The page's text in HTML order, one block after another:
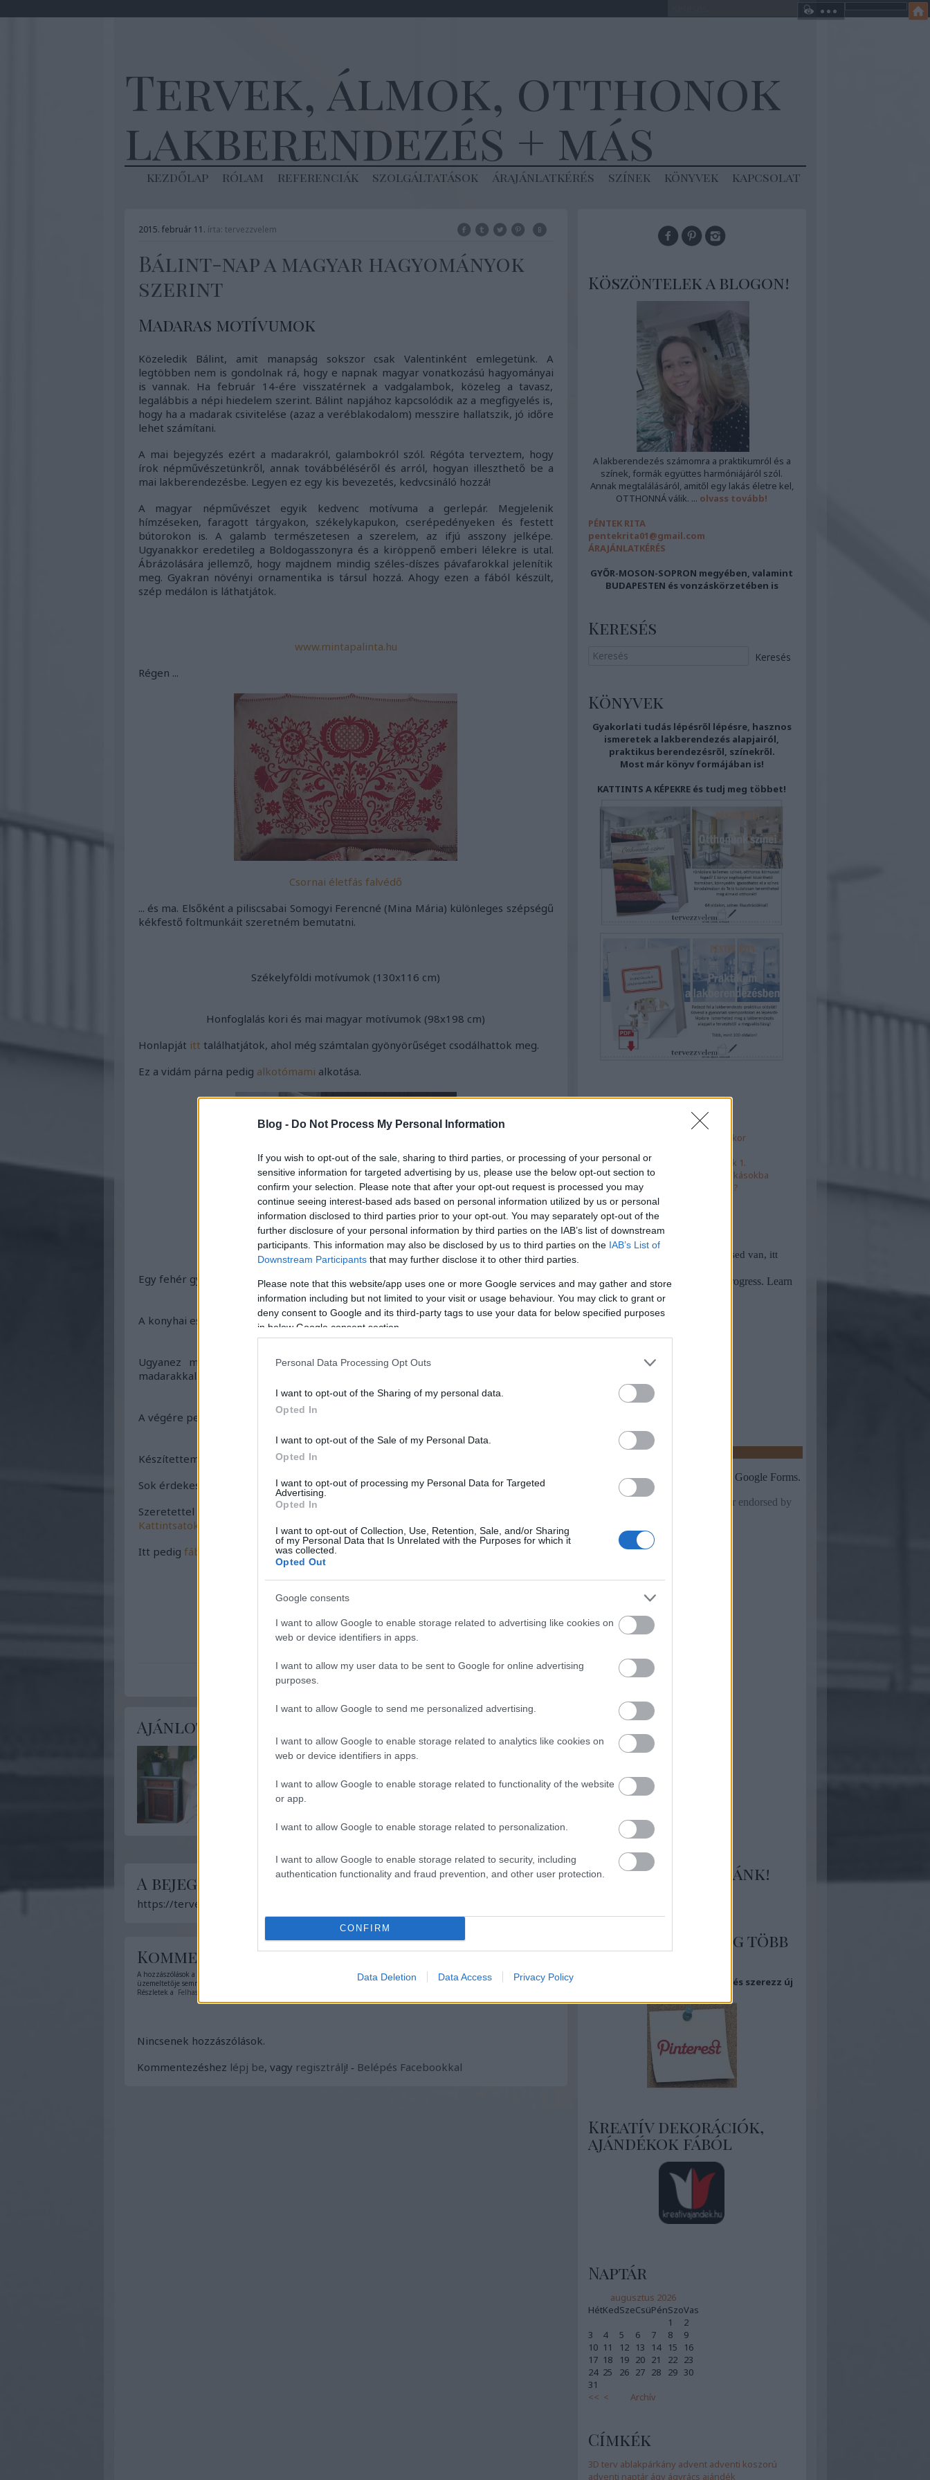
Blog - Do Not Process My Personal Information
If you wish to opt-out of the sale, sharing to third parties, or processing of your personal or
sensitive information for targeted advertising by us, please use the below opt-out section to
confirm your selection. Please note that after your opt-out request is processed you may
continue seeing interest-based ads based on personal information utilized by us or personal
information disclosed to third parties prior to your opt-out. You may separately opt-out of the
further disclosure of your personal information by third parties on the IAB’s list of downstream
participants. This information may also be disclosed by us to third parties on the IAB’s List of
Downstream Participants that may further disclose it to other third parties.
Please note that this website/app uses one or more Google services and may gather and store
information including but not limited to your visit or usage behaviour. You may click to grant or
deny consent to Google and its third-party tags to use your data for below specified purposes
in below Google consent section.
Personal Data Processing Opt Outs
I want to opt-out of the Sharing of my personal data.
Opted In
I want to opt-out of the Sale of my Personal Data.
Opted In
I want to opt-out of processing my Personal Data for Targeted
Advertising.
Opted In
I want to opt-out of Collection, Use, Retention, Sale, and/or Sharing
of my Personal Data that Is Unrelated with the Purposes for which it
was collected.
Opted Out
Google consents
I want to allow Google to enable storage related to advertising like cookies on
web or device identifiers in apps.
I want to allow my user data to be sent to Google for online advertising
purposes.
I want to allow Google to send me personalized advertising.
I want to allow Google to enable storage related to analytics like cookies on
web or device identifiers in apps.
I want to allow Google to enable storage related to functionality of the website
or app.
I want to allow Google to enable storage related to personalization.
I want to allow Google to enable storage related to security, including
authentication functionality and fraud prevention, and other user protection.
CONFIRM
Data Deletion Data Access Privacy Policy
Tervek, álmok, otthonok
lakberendezés + más
kezdőlap rólam referenciák szolgáltatások árajánlatkérés színek könyvek kapcsolat
2015. február 11. írta: tervezzvelem
Bálint-nap a magyar hagyományok
szerint
Madaras motívumok
Közeledik Bálint, amit manapság sokszor csak Valentinként emlegetünk. A
legtöbben nem is gondolnak rá, hogy e napnak magyar vonatkozású hagyományai
is vannak. Ha február 14-ére visszatérnek a vadgalambok, közeleg a tavasz,
legalábbis a népi hiedelem szerint. Bálint napjához kapcsolódik az a megfigyelés is,
hogy ha a madarak csivitelése (azaz a veréblakodalom) messzire hallatszik, jó időre
lehet számítani.
A mai bejegyzés ezért a madarakról, galambokról szól. Régóta terveztem, hogy
írok népművészetünkről, annak továbbéléséről és arról, hogyan illeszthető be a
mai lakberendezésbe. Legyen ez egy kis bevezetés, kedvcsináló hozzá!
A magyar népművészet egyik kedvenc motívuma a gerlepár. Megjelenik
hímzéseken, faragott tárgyakon, székelykapukon, cserépedényeken és festett
bútorokon is. A galamb természetesen a szerelem, az ifjú asszony jelképe.
Ugyanakkor eredetileg a Boldogasszonyra és a kiröppenő emberi lélekre is utal.
Ábrázolására jellemző, hogy majdnem mindig széles-díszes pávafarokkal jelenítik
meg. Gyakran növényi ornamentika is társul hozzá. Ahogy ezen a fából készült,
szép medálon is láthatjátok.
www.mintapalinta.hu
Régen ...
Csornai életfás falvédő
... és ma. Elsőként a piliscsabai Somogyi Ferencné (Mina Mária) különleges szépségű
kékfestő foltmunkáit szeretném bemutatni.
Székelyföldi motívumok (130x116 cm)
Honfoglalás kori és mai magyar motívumok (98x198 cm)
Honlapját itt találhatjátok, ahol még számtalan gyönyörűséget csodálhattok meg.
Ez a vidám párna pedig alkotómami alkotása.
Egy fehér gyöngyszem.
A konyhai eszközökön is gyakran megjelenik az életfás-madaras motívum.
Ugyanez modern köntösben: Kovács Gabriella textilképén a tulipános életfa
madarakkal.
A végére pedig egy leheletfinom halasi csipkét hagytam.
Készítettem egy táblát a Pinteresten,
Sok érdekességgel találkozhattok aFacebookonis!
Szeretettel ajánlok figyelmetekbe egy könyvet a színekről, a színválasztásról.
Kattintsatok ide a részletekért!
Itt pedig fából készült ajándéktárgyakat
Ajánlott bejegyzések:
A bejegyzés trackback címe:
https://tervezzvelem.blog.hu/api/trackback/id/7160819
Kommentek:
A hozzászólások a értelmében felhasználói tartalomnak minősülnek, értük aszolgáltatás technikai
üzemeltetője semmilyen felelősséget nem vállal, azokat nem ellenőrzi. Kifogás esetén forduljon a blog szerkesztőjéhez.
Részletek a Felhasználási feltételekben
Nincsenek hozzászólások.
Kommentezéshez lépj be, vagy regisztrálj! ‐ Belépés Facebookkal
Köszöntelek a blogon!
A lakberendezés számomra a praktikumról és a
színek, formák együttes harmóniájáról szól.
Annak megtalálásáról, amitől egy lakás életre kel,
OTTHONNÁ válik. ... olvass tovább!
PÉNTEK RITA
pentekrita01@gmail.com
ÁRAJÁNLATKÉRÉS
GYŐR-MOSON-SOPRON megyében, valamint
BUDAPESTEN és vonzáskörzetében is
Keresés
Könyvek
Gyakorlati tudás lépésről lépésre, hasznos
ismeretek a lakberendezés alapjairól,
praktikus berendezésről, színekről.
Most már könyv formájában is!
KATTINTS A KÉPEKRE és tudj meg többet!
Általános hibák fürdő tervezésekor
Együtt is, külön is - térelválasztók 1.
Helytakarékos megoldások kislakásokba
Szekrényágyak - mire figyeljünk?
Csatlakozz hozzánk!
Még több kép, még több
inspiráció
Nézd meg Pinterest oldalamat és szerezz új
Kreatív dekorációk,
ajándékok fából
Naptár
augusztus 2026
HétKedSzeCsüPénSzoVas
<< < Archív
1
2
3
4 5 6 7 8
9
10 11 12 13 14 15
16
17 18 19 20 21 22 23
24 25 26 27 28 29 30
31
Címkék
3D terv ablakpárkány advent adventi koszorú
adventi naptár ágy ágyrács ajándék